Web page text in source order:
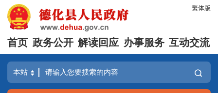
繁体版
首页 政务公开 解读回应 办事服务 互动交流